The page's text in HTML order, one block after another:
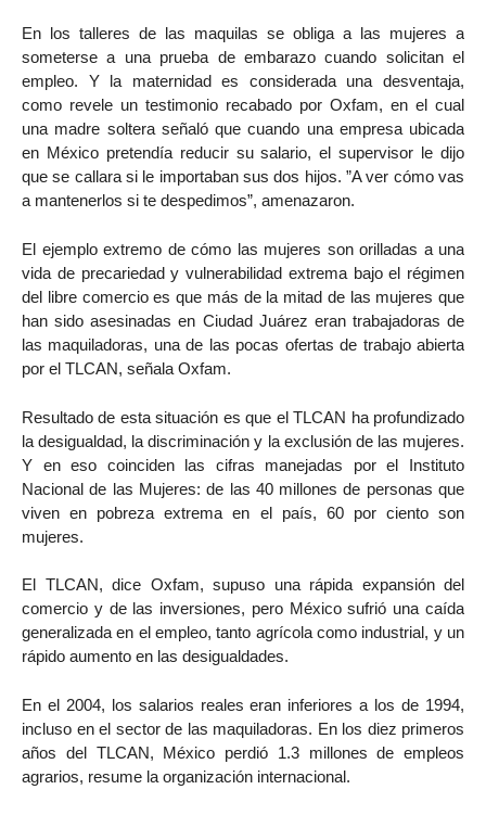
En los talleres de las maquilas se obliga a las mujeres a
someterse a una prueba de embarazo cuando solicitan el
empleo. Y la maternidad es considerada una desventaja,
como revele un testimonio recabado por Oxfam, en el cual
una madre soltera señaló que cuando una empresa ubicada
en México pretendía reducir su salario, el supervisor le dijo
que se callara si le importaban sus dos hijos. ”A ver cómo vas
a mantenerlos si te despedimos”, amenazaron.
El ejemplo extremo de cómo las mujeres son orilladas a una
vida de precariedad y vulnerabilidad extrema bajo el régimen
del libre comercio es que más de la mitad de las mujeres que
han sido asesinadas en Ciudad Juárez eran trabajadoras de
las maquiladoras, una de las pocas ofertas de trabajo abierta
por el TLCAN, señala Oxfam.
Resultado de esta situación es que el TLCAN ha profundizado
la desigualdad, la discriminación y la exclusión de las mujeres.
Y en eso coinciden las cifras manejadas por el Instituto
Nacional de las Mujeres: de las 40 millones de personas que
viven en pobreza extrema en el país, 60 por ciento son
mujeres.
El TLCAN, dice Oxfam, supuso una rápida expansión del
comercio y de las inversiones, pero México sufrió una caída
generalizada en el empleo, tanto agrícola como industrial, y un
rápido aumento en las desigualdades.
En el 2004, los salarios reales eran inferiores a los de 1994,
incluso en el sector de las maquiladoras. En los diez primeros
años del TLCAN, México perdió 1.3 millones de empleos
agrarios, resume la organización internacional.